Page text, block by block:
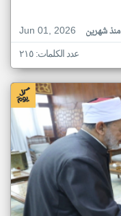
Jun 01, 2026
منذ شهرين
عدد الكلمات: ٢١٥